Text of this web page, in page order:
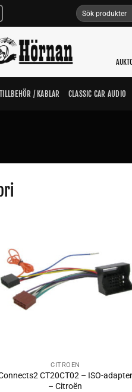
Sök
efter:
TILLBEHÖR / KABLAR CLASSIC CAR AUDIO
önskelistan
CITROËN
CT20CT02 – ISO-adapter
– Citroën